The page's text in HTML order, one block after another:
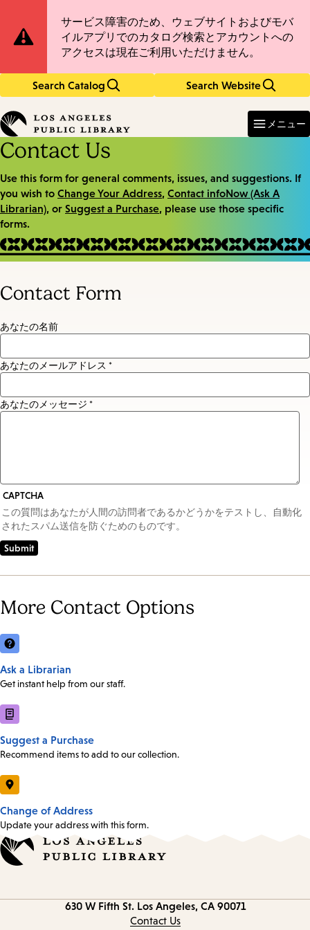
Skip
to
main
content
Skip
to
main
navigation
Site
Notification
サービス障害のため、ウェブサイトおよびモバ
イルアプリでのカタログ検索とアカウントへの
アクセスは現在ご利用いただけません。
Search Catalog Search Website
in
keywords
メニュー
Contact Us
Use this form for general comments, issues, and suggestions. If
you wish to Change Your Address, Contact infoNow (Ask A
Librarian), or Suggest a Purchase, please use those specific
forms.
Contact Form
あなたの名前
あなたのメールアドレス *
あなたのメッセージ *
CAPTCHA
この質問はあなたが人間の訪問者であるかどうかをテストし、自動化
されたスパム送信を防ぐためのものです。
More Contact Options
Ask a Librarian
Get instant help from our staff.
Suggest a Purchase
Recommend items to add to our collection.
Change of Address
Update your address with this form.
630 W Fifth St. Los Angeles, CA 90071
Contact Us